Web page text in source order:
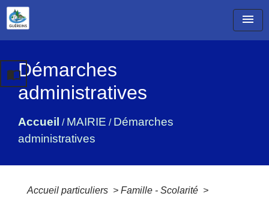
menu
Démarches
administratives
Accueil / MAIRIE / Démarches
administratives
import_contacts
Accueil particuliers > Famille - Scolarité >